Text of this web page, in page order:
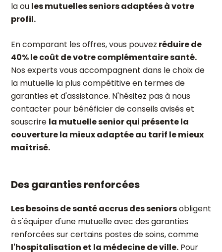
la ou les mutuelles seniors adaptées à votre
profil.
En comparant les offres, vous pouvez réduire de
40% le coût de votre complémentaire santé.
Nos experts vous accompagnent dans le choix de
la mutuelle la plus compétitive en termes de
garanties et d'assistance. N'hésitez pas à nous
contacter pour bénéficier de conseils avisés et
souscrire la mutuelle senior qui présente la
couverture la mieux adaptée au tarif le mieux
maîtrisé.
Des garanties renforcées
Les besoins de santé accrus des seniorsobligent
à s'équiper d'une mutuelle avec des garanties
renforcées sur certains postes de soins, comme
l'hospitalisation et la médecine de ville. Pour